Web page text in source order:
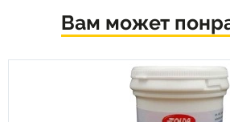
Вам может